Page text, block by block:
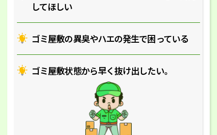
してほしい
ゴミ屋敷の異臭やハエの発生で困っている
ゴミ屋敷状態から早く抜け出したい｡